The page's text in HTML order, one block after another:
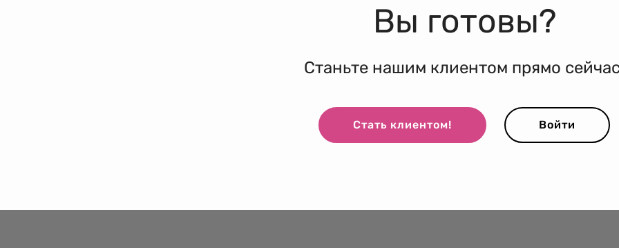
Вы готовы?
Станьте нашим клиентом прямо
Стать клиентом! Войти